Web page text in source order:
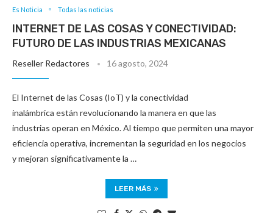
Es Noticia Todas las noticias
INTERNET DE LAS COSAS Y CONECTIVIDAD:
FUTURO DE LAS INDUSTRIAS MEXICANAS
Reseller Redactores 16 agosto, 2024
El Internet de las Cosas (IoT) y la conectividad
inalámbrica están revolucionando la manera en que las
industrias operan en México. Al tiempo que permiten una mayor
eficiencia operativa, incrementan la seguridad en los negocios
y mejoran significativamente la …
LEER MÁS